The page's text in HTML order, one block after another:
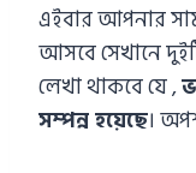
এইবার আপনার
আসবে সেখানে
লেখা থাকবে যে ,
সম্পন্ন হয়েছে।